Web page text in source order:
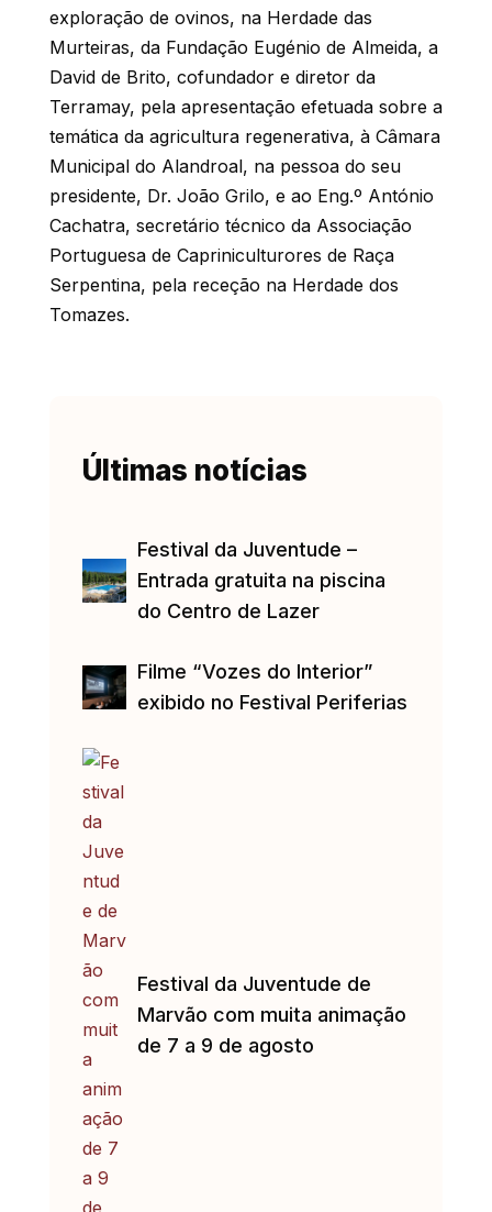
exploração de ovinos, na Herdade das
Murteiras, da Fundação Eugénio de Almeida, a
David de Brito, cofundador e diretor da
Terramay, pela apresentação efetuada sobre a
temática da agricultura regenerativa, à Câmara
Municipal do Alandroal, na pessoa do seu
presidente, Dr. João Grilo, e ao Eng.º António
Cachatra, secretário técnico da Associação
Portuguesa de Capriniculturores de Raça
Serpentina, pela receção na Herdade dos
Tomazes.
Últimas notícias
Festival da Juventude –
Entrada gratuita na piscina
do Centro de Lazer
Filme “Vozes do Interior”
exibido no Festival Periferias
Festival da Juventude de
Marvão com muita animação
de 7 a 9 de agosto